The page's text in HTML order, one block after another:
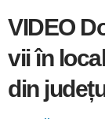
VIDEO
vii în
din